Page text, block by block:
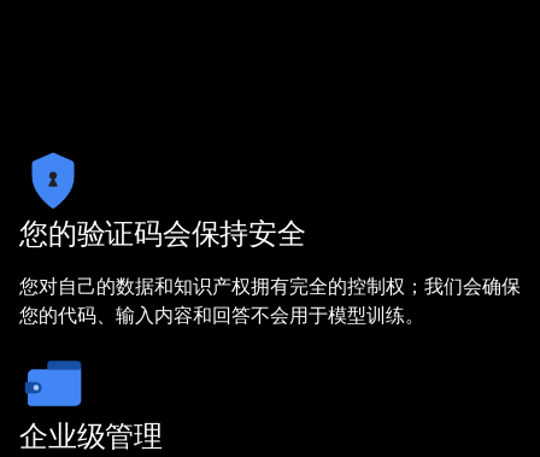
您的验证码会保持安全
您对自己的数据和知识产权拥有完全的控制权；我们会确保
您的代码、输入内容和回答不会用于模型训练。
企业级管理